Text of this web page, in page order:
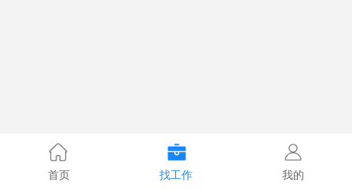
首页 找工作 我的